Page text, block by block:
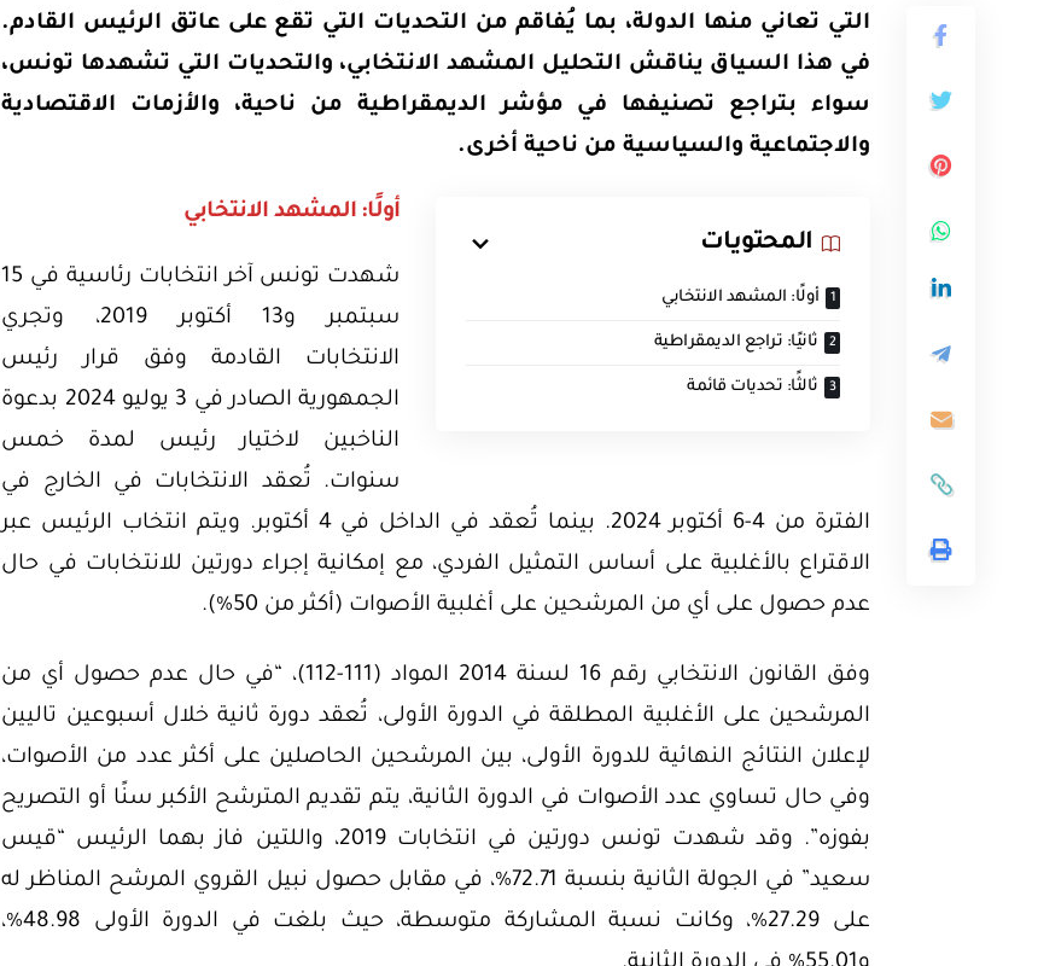
التي تعاني منها الدولة، بما يُفاقم من التحديات التي تقع على عاتق الرئيس القادم.
في هذا السياق يناقش التحليل المشهد الانتخابي، والتحديات التي تشهدها تونس،
سواء بتراجع تصنيفها في مؤشر الديمقراطية من ناحية، والأزمات الاقتصادية
والاجتماعية والسياسية من ناحية أخرى.
المحتويات
أولًا: المشهد الانتخابي
ثانيًا: تراجع الديمقراطية
ثالثًا: تحديات قائمة
أولًا: المشهد الانتخابي
شهدت تونس آخر انتخابات رئاسية في 15
سبتمبر و13 أكتوبر 2019، وتجري
الانتخابات القادمة وفق قرار رئيس
الجمهورية الصادر في 3 يوليو 2024 بدعوة
الناخبين لاختيار رئيس لمدة خمس
سنوات. تُعقد الانتخابات في الخارج في
الفترة من 4-6 أكتوبر 2024. بينما تُعقد في الداخل في 4 أكتوبر. ويتم انتخاب الرئيس عبر
الاقتراع بالأغلبية على أساس التمثيل الفردي، مع إمكانية إجراء دورتين للانتخابات في حال
عدم حصول على أي من المرشحين على أغلبية الأصوات (أكثر من 50%).
وفق القانون الانتخابي رقم 16 لسنة 2014 المواد (111-112)، “في حال عدم حصول أي من
المرشحين على الأغلبية المطلقة في الدورة الأولى، تُعقد دورة ثانية خلال أسبوعين تاليين
لإعلان النتائج النهائية للدورة الأولى، بين المرشحين الحاصلين على أكثر عدد من الأصوات،
وفي حال تساوي عدد الأصوات في الدورة الثانية، يتم تقديم المترشح الأكبر سنًا أو التصريح
بفوزه”. وقد شهدت تونس دورتين في انتخابات 2019، واللتين فاز بهما الرئيس “قيس
سعيد” في الجولة الثانية بنسبة 72.71%، في مقابل حصول نبيل القروي المرشح المناظر له
على 27.29%، وكانت نسبة المشاركة متوسطة، حيث بلغت في الدورة الأولى 48.98%،
Add To Cart Add To Cart